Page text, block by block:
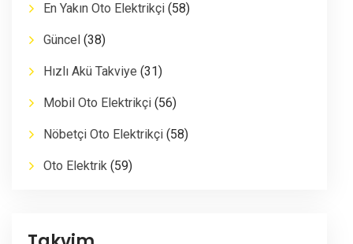
En Yakın Oto Elektrikçi (58)
Güncel (38)
Hızlı Akü Takviye (31)
Mobil Oto Elektrikçi (56)
Nöbetçi Oto Elektrikçi (58)
Oto Elektrik (59)